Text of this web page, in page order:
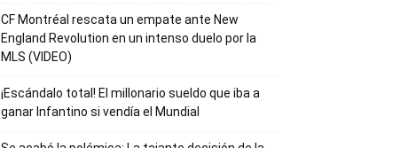
CF Montréal rescata un empate ante New
England Revolution en un intenso duelo por la
MLS (VIDEO)
¡Escándalo total! El millonario sueldo que iba a
ganar Infantino si vendía el Mundial